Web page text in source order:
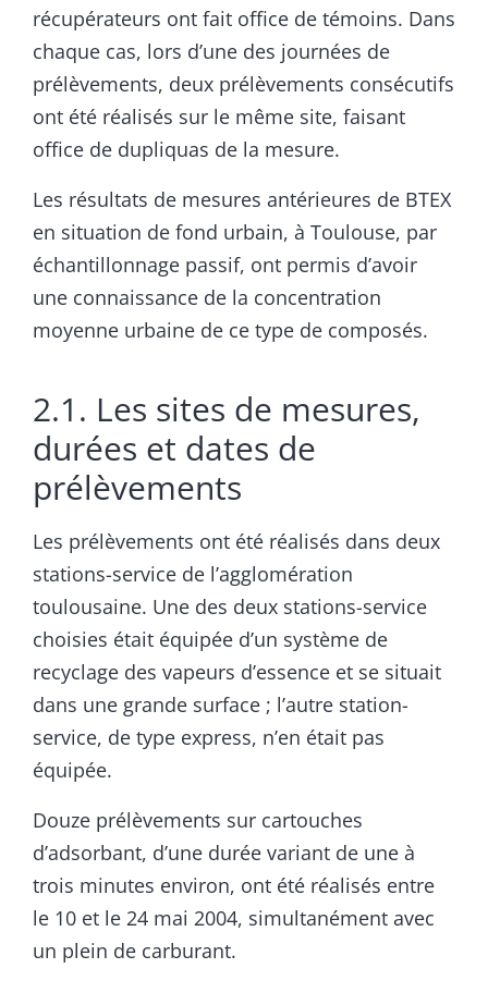
récupérateurs ont fait office de témoins. Dans
chaque cas, lors d’une des journées de
prélèvements, deux prélèvements consécutifs
ont été réalisés sur le même site, faisant
office de dupliquas de la mesure.
Les résultats de mesures antérieures de BTEX
en situation de fond urbain, à Toulouse, par
échantillonnage passif, ont permis d’avoir
une connaissance de la concentration
moyenne urbaine de ce type de composés.
2.1. Les sites de mesures,
durées et dates de
prélèvements
Les prélèvements ont été réalisés dans deux
stations-service de l’agglomération
toulousaine. Une des deux stations-service
choisies était équipée d’un système de
recyclage des vapeurs d’essence et se situait
dans une grande surface ; l’autre station-
service, de type express, n’en était pas
équipée.
Douze prélèvements sur cartouches
d’adsorbant, d’une durée variant de une à
trois minutes environ, ont été réalisés entre
le 10 et le 24 mai 2004, simultanément avec
un plein de carburant.